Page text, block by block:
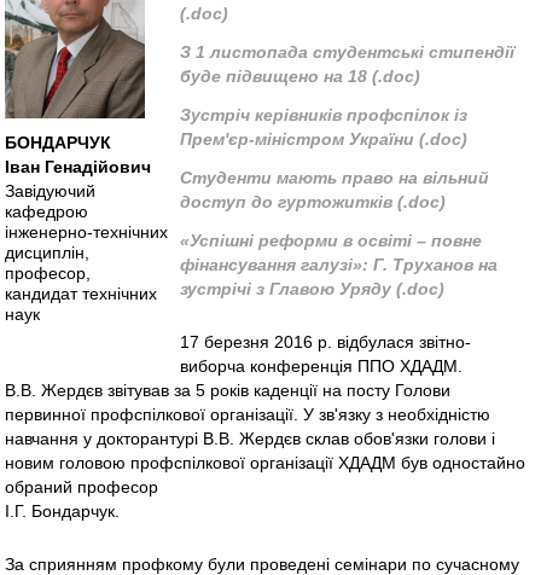
БОНДАРЧУК
Іван Генадійович
Завідуючий
кафедрою
інженерно-технічних
дисциплін,
професор,
кандидат технічних
наук
(.doc)
З 1 листопада студентські стипендії
буде підвищено на 18 (.doc)
Зустріч керівників профспілок із
Прем'єр-міністром України (.doc)
Студенти мають право на вільний
доступ до гуртожитків (.doc)
«Успішні реформи в освіті – повне
фінансування галузі»: Г. Труханов на
зустрічі з Главою Уряду (.doc)
17 березня 2016 р. відбулася звітно-
виборча конференція ППО ХДАДМ.
В.В. Жердєв звітував за 5 років каденції на посту Голови
первинної профспілкової організації. У зв'язку з необхідністю
навчання у докторантурі В.В. Жердєв склав обов'язки голови і
новим головою профспілкової організації ХДАДМ був одностайно
обраний професор
І.Г. Бондарчук.
За сприянням профкому були проведені семінари по сучасному